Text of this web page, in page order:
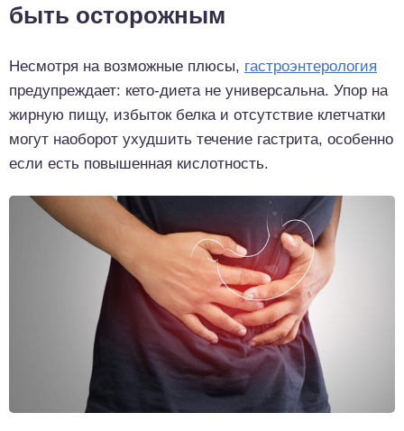
быть осторожным
Несмотря на возможные плюсы, гастроэнтерология
предупреждает: кето-диета не универсальна. Упор на
жирную пищу, избыток белка и отсутствие клетчатки
могут наоборот ухудшить течение гастрита, особенно
если есть повышенная кислотность.